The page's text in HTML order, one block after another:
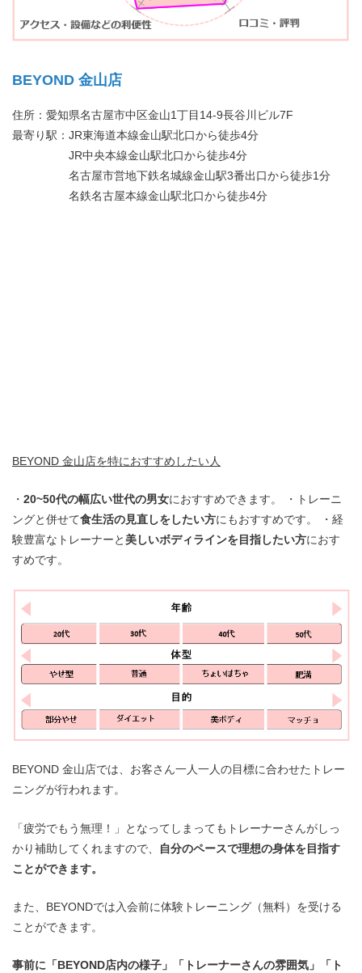
BEYOND 金山店
住所：愛知県名古屋市中区金山1丁目14-9長谷川ビル7F
最寄り駅：JR東海道本線金山駅北口から徒歩4分
JR中央本線金山駅北口から徒歩4分
名古屋市営地下鉄名城線金山駅3番出口から徒歩1分
名鉄名古屋本線金山駅北口から徒歩4分
BEYOND 金山店を特におすすめしたい人
・ 20~50代の幅広い世代の男女におすすめできます。 ・トレーニ
ングと併せて食生活の見直しをしたい方にもおすすめです。 ・経
験豊富なトレーナーと美しいボディラインを目指したい方におす
すめです。
BEYOND 金山店では、お客さん一人一人の目標に合わせたトレー
ニングが行われます。
「疲労でもう無理！」となってしまってもトレーナーさんがしっ
かり補助してくれますので、
自分のペースで理想の身体を目指す
ことができます。
また、BEYONDでは入会前に体験トレーニング（無料）を受ける
ことができます。
事前に「BEYOND店内の様子」「トレーナーさんの雰囲気」「ト